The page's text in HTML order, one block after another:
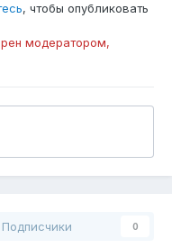
, чтобы опубликовать
модератором,
Подписчики 0